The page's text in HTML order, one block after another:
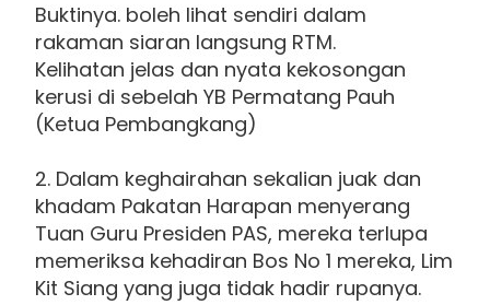
Buktinya. boleh lihat sendiri dalam
rakaman siaran langsung RTM.
Kelihatan jelas dan nyata kekosongan
kerusi di sebelah YB Permatang Pauh
(Ketua Pembangkang)
2. Dalam keghairahan sekalian juak dan
khadam Pakatan Harapan menyerang
Tuan Guru Presiden PAS, mereka terlupa
memeriksa kehadiran Bos No 1 mereka, Lim
Kit Siang yang juga tidak hadir rupanya.